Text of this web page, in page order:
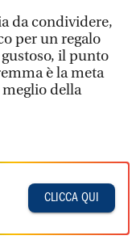
da condividere,
per un regalo
il punto
è la meta
della
CLICCA QUI